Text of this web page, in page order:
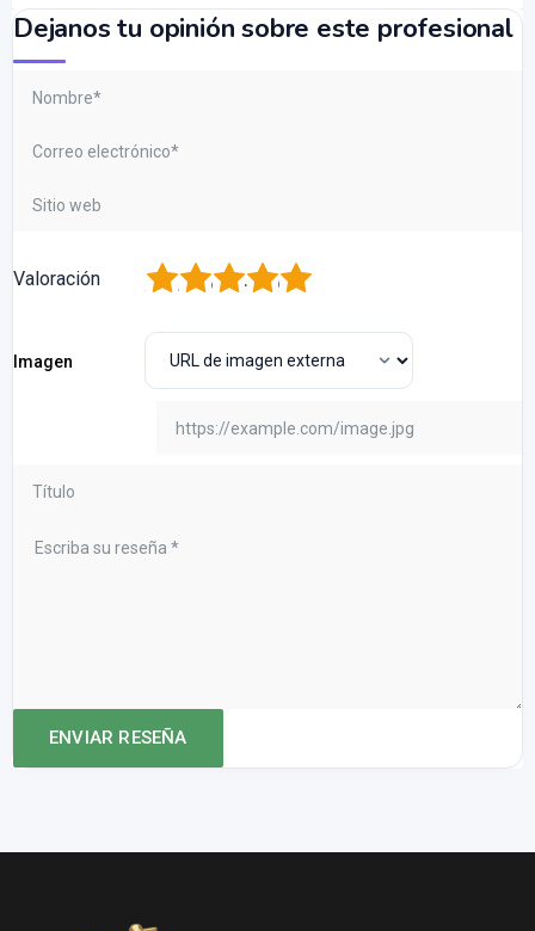
Dejanos tu opinión sobre este profesional
Valoración 5
4
3
2
Imagen